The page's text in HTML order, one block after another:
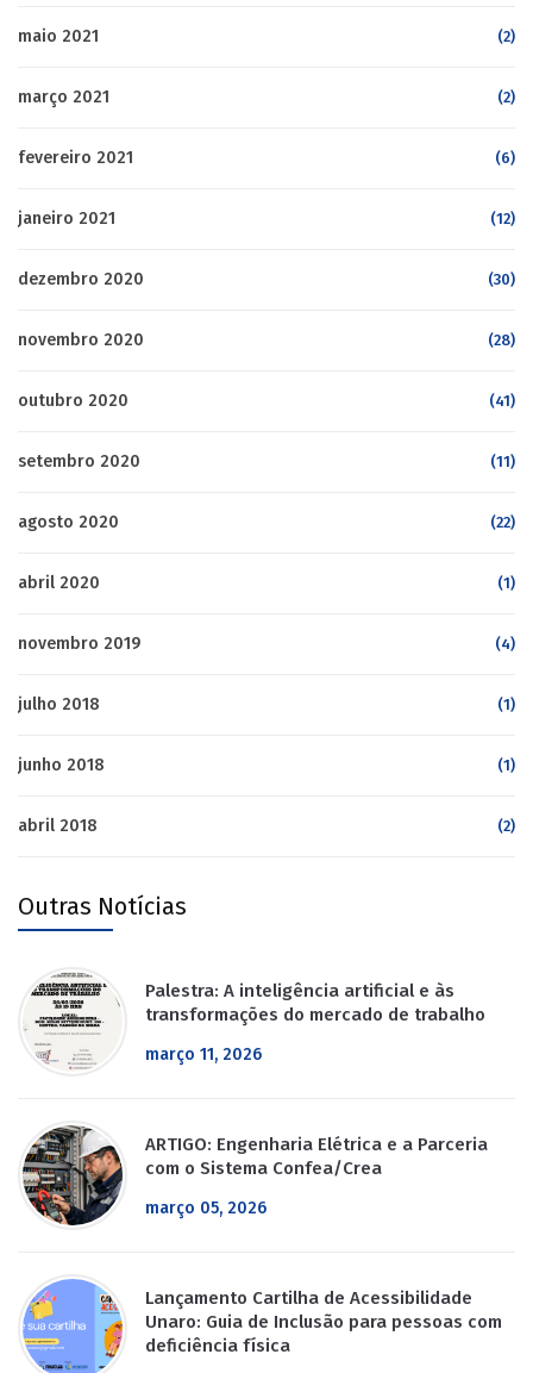
maio 2021 (2)
março 2021 (2)
fevereiro 2021 (6)
janeiro 2021 (12)
dezembro 2020 (30)
novembro 2020 (28)
outubro 2020 (41)
setembro 2020 (11)
agosto 2020 (22)
abril 2020 (1)
novembro 2019 (4)
julho 2018 (1)
junho 2018 (1)
abril 2018 (2)
Outras Notícias
Palestra: A inteligência artificial e às
transformações do mercado de trabalho
março 11, 2026
ARTIGO: Engenharia Elétrica e a Parceria
com o Sistema Confea/Crea
março 05, 2026
Lançamento Cartilha de Acessibilidade
Unaro: Guia de Inclusão para pessoas com
deficiência física